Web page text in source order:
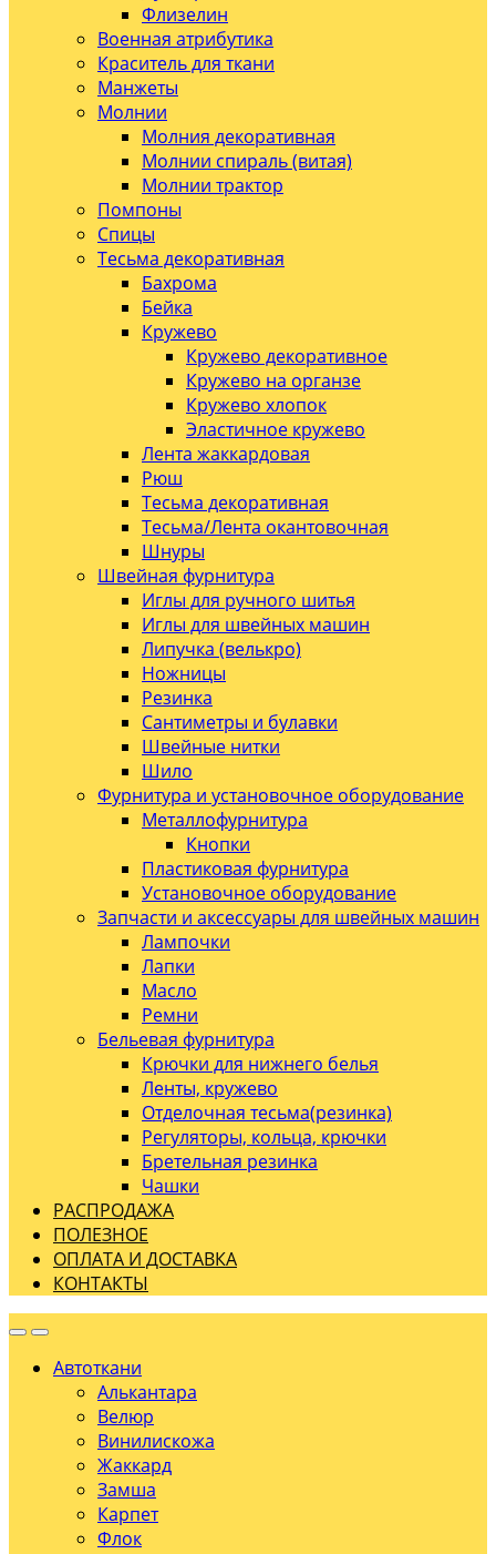
Флизелин
Военная атрибутика
Краситель для ткани
Манжеты
Молнии
Молния декоративная
Молнии спираль (витая)
Молнии трактор
Помпоны
Спицы
Тесьма декоративная
Бахрома
Бейка
Кружево
Кружево декоративное
Кружево на органзе
Кружево хлопок
Эластичное кружево
Лента жаккардовая
Рюш
Тесьма декоративная
Тесьма/Лента окантовочная
Шнуры
Швейная фурнитура
Иглы для ручного шитья
Иглы для швейных машин
Липучка (велькро)
Ножницы
Резинка
Сантиметры и булавки
Швейные нитки
Шило
Фурнитура и установочное оборудование
Металлофурнитура
Кнопки
Пластиковая фурнитура
Установочное оборудование
Запчасти и аксессуары для швейных машин
Лампочки
Лапки
Масло
Ремни
Бельевая фурнитура
Крючки для нижнего белья
Ленты, кружево
Отделочная тесьма(резинка)
Регуляторы, кольца, крючки
Бретельная резинка
Чашки
РАСПРОДАЖА
ПОЛЕЗНОЕ
ОПЛАТА И ДОСТАВКА
КОНТАКТЫ
Автоткани
Алькантара
Велюр
Винилискожа
Жаккард
Замша
Карпет
Флок